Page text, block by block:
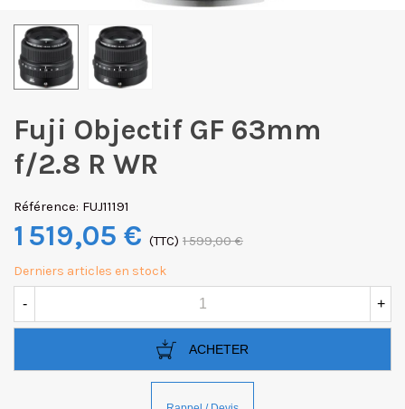
Fuji Objectif GF 63mm
f/2.8 R WR
Référence: FUJ11191
1 519,05 € (TTC) 1 599,00 €
Derniers articles en stock
- +
ACHETER